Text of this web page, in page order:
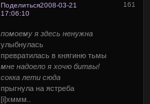
Поделиться 161
2008-03-21
17:06:10
помоему я здесь ненужна
улыбнулась
превратилась в княгиню тьмы
мне надоело я хочю битвы!
сокка лети сюда
прыгнула на ястреба
[i]хммм..